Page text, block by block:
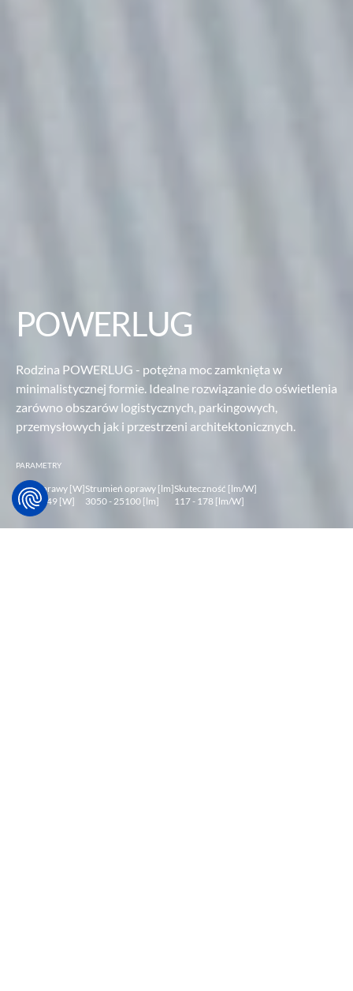
POWERLUG
Rodzina POWERLUG - potężna moc zamknięta w
minimalistycznej formie. Idealne rozwiązanie do oświetlenia
zarówno obszarów logistycznych, parkingowych,
przemysłowych jak i przestrzeni architektonicznych.
PARAMETRY
Moc oprawy [W]
24.5 - 149 [W]
Strumień oprawy [lm]
3050 - 25100 [lm]
Skuteczność [lm/W]
117 - 178 [lm/W]